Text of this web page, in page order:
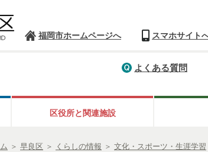
福岡市ホームページへ スマホサイト
よくある質問
区役所と関連施設
＞ 早良区 ＞ くらしの情報 ＞ 文化・スポーツ・生涯学習